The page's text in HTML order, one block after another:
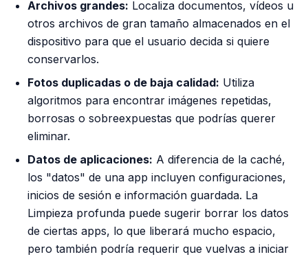
Archivos grandes: Localiza documentos, vídeos u
otros archivos de gran tamaño almacenados en el
dispositivo para que el usuario decida si quiere
conservarlos.
Fotos duplicadas o de baja calidad: Utiliza
algoritmos para encontrar imágenes repetidas,
borrosas o sobreexpuestas que podrías querer
eliminar.
Datos de aplicaciones: A diferencia de la caché,
los "datos" de una app incluyen configuraciones,
inicios de sesión e información guardada. La
Limpieza profunda puede sugerir borrar los datos
de ciertas apps, lo que liberará mucho espacio,
pero también podría requerir que vuelvas a iniciar